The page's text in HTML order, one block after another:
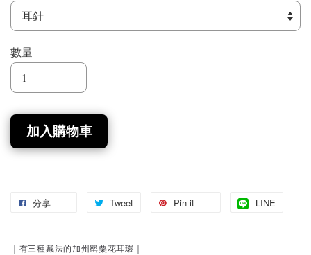
數量
加入購物車
分享 Tweet Pin it LINE
｜有三種戴法的加州罌粟花耳環｜